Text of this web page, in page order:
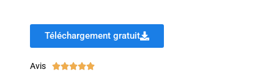
Téléchargement gratuit
Avis 